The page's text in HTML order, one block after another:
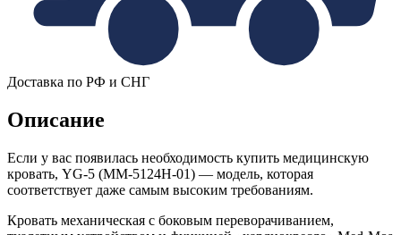
Доставка по РФ и СНГ
Описание
Если у вас появилась необходимость купить медицинскую
кровать, YG-5 (ММ-5124Н-01) — модель, которая
соответствует даже самым высоким требованиям.
Кровать механическая с боковым переворачиванием,